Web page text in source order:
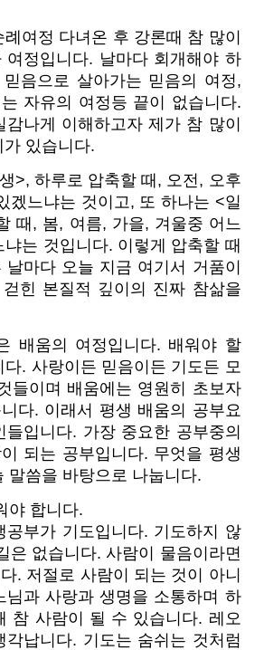
여정 다녀온 후 강론때 참 많이
여정입니다. 날마다 회개해야 하
음으로 살아가는 믿음의 여정,
자유의 여정등 끝이 없습니다.
감나게 이해하고자 제가 참 많이
있습니다.
>, 하루로 압축할 때, 오전, 오후
겠느냐는 것이고, 또 하나는 <일
때, 봄, 여름, 가을, 겨울중 어느
는 것입니다. 이렇게 압축할 때
날마다 오늘 지금 여기서 거품이
힌 본질적 깊이의 진짜 참삶을
배움의 여정입니다. 배워야 할
. 사랑이든 믿음이든 기도든 모
들이며 배움에는 영원히 초보자
다. 이래서 평생 배움의 공부요
들입니다. 가장 중요한 공부중의
되는 공부입니다. 무엇을 평생
말씀을 바탕으로 나눕니다.
야 합니다.
공부가 기도입니다. 기도하지 않
은 없습니다. 사람이 물음이라면
. 저절로 사람이 되는 것이 아니
님과 사랑과 생명을 소통하며 하
참 사람이 될 수 있습니다. 레오
각납니다. 기도는 숨쉬는 것처럼